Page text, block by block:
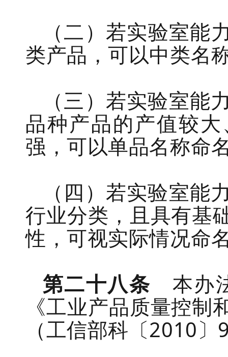
（二）若实验室能
类产品，可以中类名
（三）若实验室能
品种产品的产值较
强，可以单品名称命
（四）若实验室能
行业分类，且具有基
性，可视实际情况命
第二十八条
本办
《工业产品质量控制
（工信部科 〔2010〕